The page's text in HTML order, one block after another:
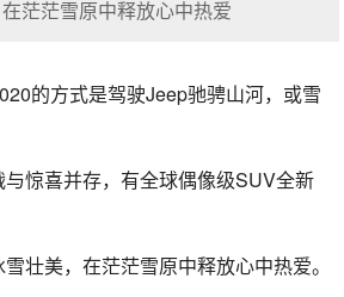
茫茫雪原中释放心中热爱
的方式是驾驶Jeep驰骋山河，或雪
惊喜并存，有全球偶像级SUV全新
壮美，在茫茫雪原中释放心中热爱。